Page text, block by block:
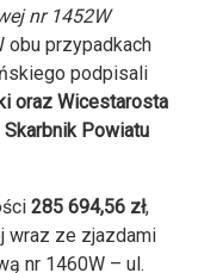
nr 1452W
obu przypadkach
podpisali
oraz Wicestarosta
Skarbnik Powiatu
285 694,56 zł,
wraz ze zjazdami
nr 1460W – ul.